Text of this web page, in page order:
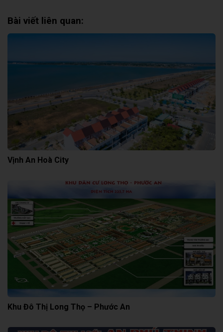
Bài viết liên quan:
Vịnh An Hoà City
Khu Đô Thị Long Thọ – Phước An